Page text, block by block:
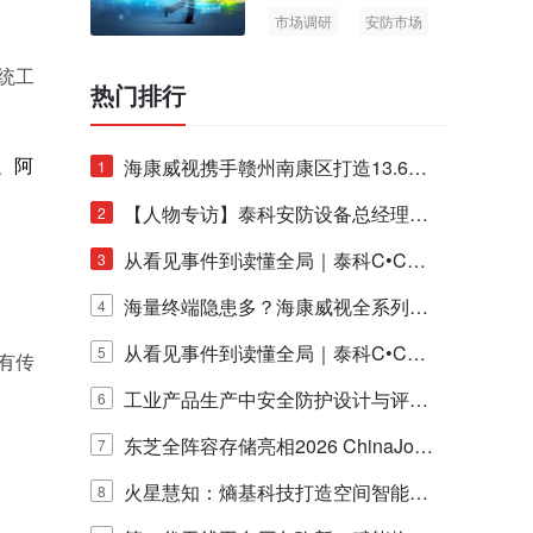
工
阿
传
市场调研
安防市场
热门排行
1
海康威视携手赣州南康区打造13.6公
里绿波网
2
【人物专访】泰科安防设备总经理张
宁解码安防出海新范式
3
从看见事件到读懂全局｜泰科C•CUR
E IQ 3.20开启安防运营智能新时代
4
海量终端隐患多？海康威视全系列物
联安全产品，四层守护更放心！
5
从看见事件到读懂全局｜泰科C•CUR
E IQ 3.20开启安防运营智能新时代
6
工业产品生产中安全防护设计与评估
的实践与探讨
7
东芝全阵容存储亮相2026 ChinaJo
y，以海量数据底座赋能“与AI同游”新
8
火星慧知：熵基科技打造空间智能时